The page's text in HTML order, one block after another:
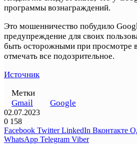
программы вознаграждений.
Это мошенничество побудило
предупреждение для своих
быть осторожными при просмотре
отмечать все подозрительное.
Источник
Метки
Gmail
Google
02.07.2023
0 158
Facebook Twitter LinkedIn Вконтакте
WhatsApp Telegram Viber